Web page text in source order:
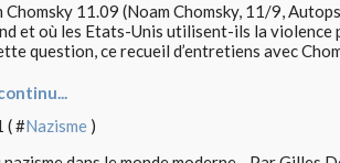
Chomsky 11.09 (Noam Chomsky, 11/9,
et où les Etats-Unis utilisent-ils la violence
question, ce recueil d’entretiens avec
( #Nazisme )